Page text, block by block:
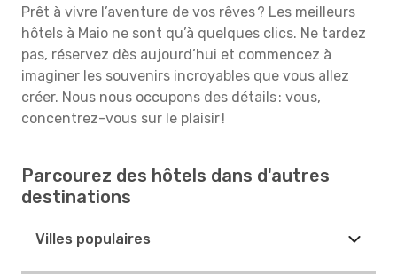
Prêt à vivre l’aventure de vos rêves ? Les meilleurs
hôtels à Maio ne sont qu’à quelques clics. Ne tardez
pas, réservez dès aujourd’hui et commencez à
imaginer les souvenirs incroyables que vous allez
créer. Nous nous occupons des détails : vous,
concentrez-vous sur le plaisir !
Parcourez des hôtels dans d'autres
destinations
Villes populaires